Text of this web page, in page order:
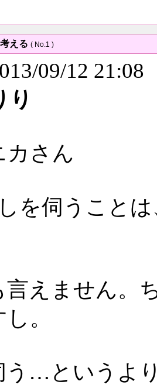
える ( No.1 )
09/12 21:08
り
カさん
を伺うこと
言えません。
。
う…というよ